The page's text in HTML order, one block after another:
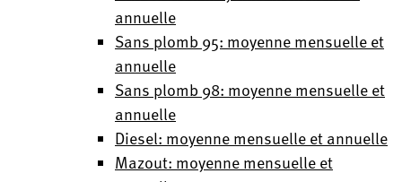
annuelle
Sans plomb 95: moyenne mensuelle et
annuelle
Sans plomb 98: moyenne mensuelle et
annuelle
Diesel: moyenne mensuelle et annuelle
Mazout: moyenne mensuelle et